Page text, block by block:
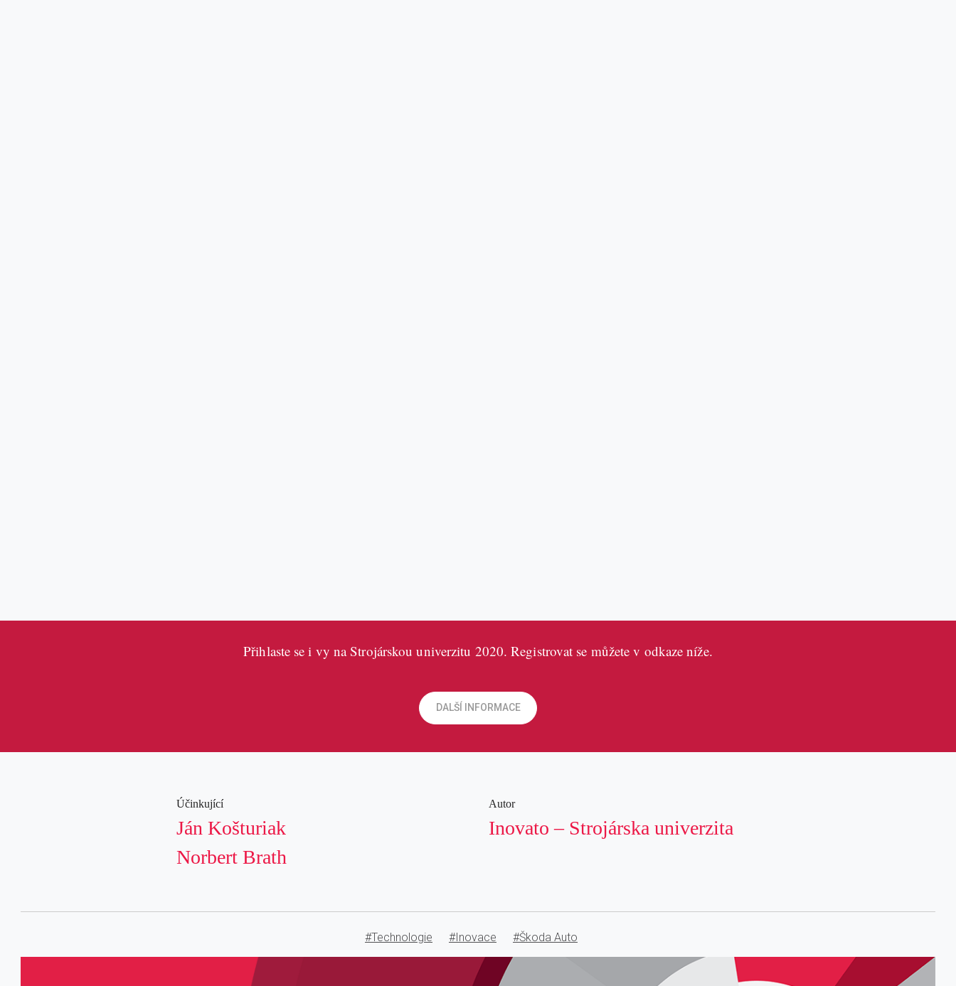
Přihlaste se i vy na Strojárskou univerzitu 2020. Registrovat se můžete v odkaze níže.
DALŠÍ INFORMACE
Účinkující
Ján Košturiak
Norbert Brath
Autor
Inovato – Strojárska univerzita
#Technologie #Inovace #Škoda Auto